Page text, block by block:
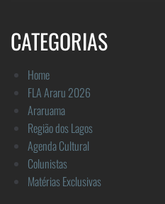
CATEGORIAS
Home
FLA Araru 2026
Araruama
Região dos Lagos
Agenda Cultural
Colunistas
Matérias Exclusivas